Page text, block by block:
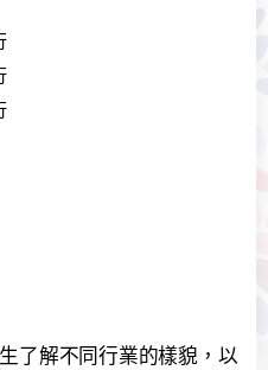
了解不同行業的樣貌，以